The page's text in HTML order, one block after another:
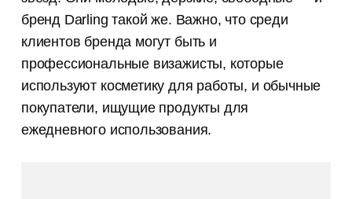
бренд Darling такой же. Важно, что среди
клиентов бренда могут быть и
профессиональные визажисты, которые
используют косметику для работы, и обычные
покупатели, ищущие продукты для
ежедневного использования.